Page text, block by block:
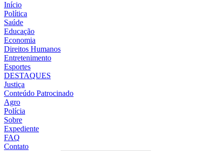
Início
Política
Saúde
Educação
Economia
Direitos Humanos
Entretenimento
Esportes
DESTAQUES
Justiça
Conteúdo Patrocinado
Agro
Polícia
Sobre
Expediente
FAQ
Contato